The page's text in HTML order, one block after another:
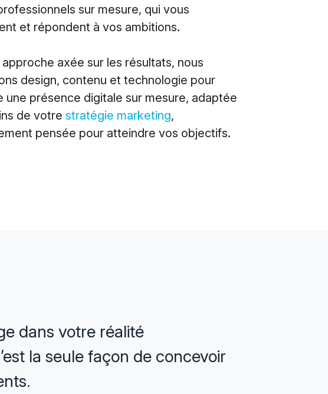
sur mesure, qui vous
et répondent à vos ambitions.
axée sur les résultats, nous
design, contenu et technologie pour
une présence digitale sur mesure, adaptée
de votre stratégie marketing,
pensée pour atteindre vos objectifs.
dans votre réalité
la seule façon de concevoir